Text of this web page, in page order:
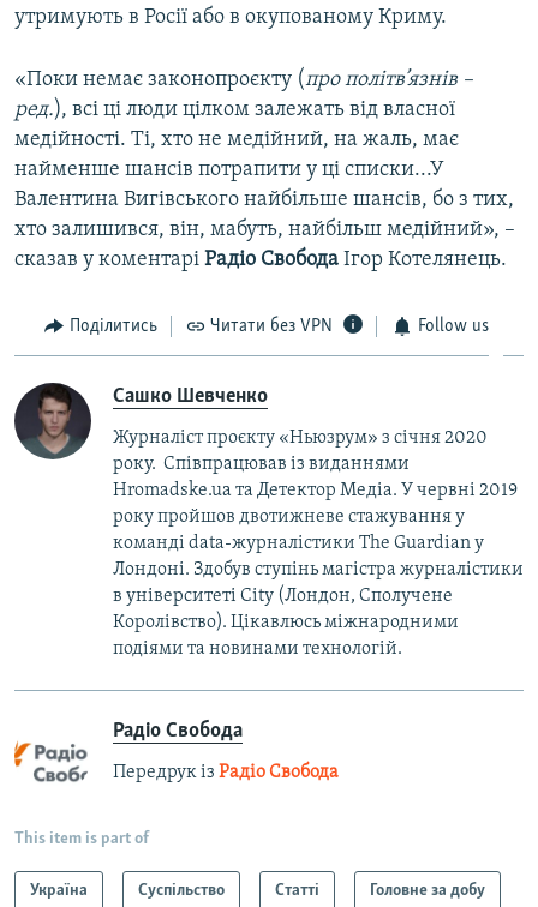
утримують в Росії або в окупованому Криму.
«Поки немає законопроєкту (про політв’язнів –
ред.), всі ці люди цілком залежать від власної
медійності. Ті, хто не медійний, на жаль, має
найменше шансів потрапити у ці списки...У
Валентина Вигівського найбільше шансів, бо з тих,
хто залишився, він, мабуть, найбільш медійний», –
сказав у коментарі Радіо Свобода Ігор Котелянець.
Поділитись Читати без VPN Follow us
Сашко Шевченко
Журналіст проєкту «Ньюзрум» з січня 2020
року. Співпрацював із виданнями
Hromadske.ua та Детектор Медіа. У червні 2019
року пройшов двотижневе стажування у
команді data-журналістики The Guardian у
Лондоні. Здобув ступінь магістра журналістики
в університеті City (Лондон, Сполучене
Королівство). Цікавлюсь міжнародними
подіями та новинами технологій.
Радіо Свобода
Передрук із Радіо Свобода
This item is part of
Україна Суспільство Статті Головне за добу